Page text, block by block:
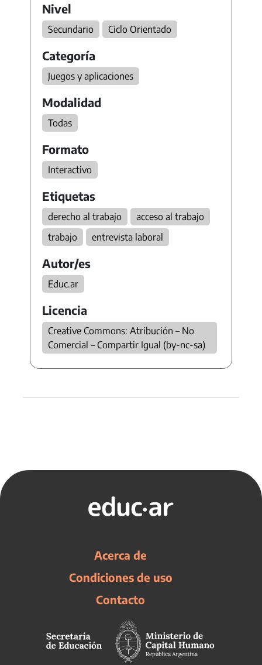
Nivel
Secundario Ciclo Orientado
Categoría
Juegos y aplicaciones
Modalidad
Todas
Formato
Interactivo
Etiquetas
derecho al trabajo
acceso al trabajo
trabajo
entrevista laboral
Autor/es
Educ.ar
Licencia
Creative Commons: Atribución – No
Comercial – Compartir Igual (by-nc-sa)
Acerca de
Condiciones de uso
Contacto